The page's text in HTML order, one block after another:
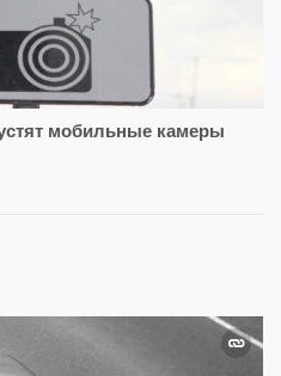
мобильные камеры